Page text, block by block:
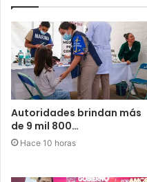
Autoridades brindan más
de 9 mil 800…
Hace 10 horas